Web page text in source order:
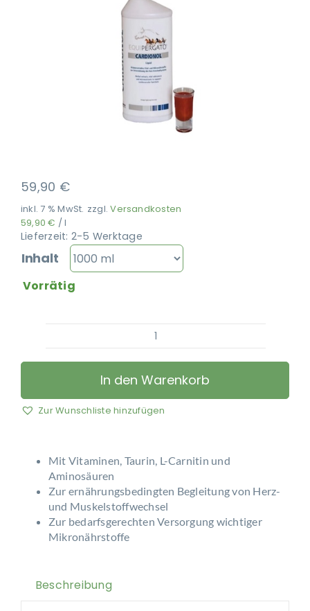
59,90 €
inkl. 7 % MwSt. zzgl.Versandkosten
59,90€ /l
Lieferzeit: 2-5 Werktage
Inhalt
Vorrätig
EQUIPERGATO
-
CARDIONOL
In den Warenkorb
Zur Wunschliste hinzufügen
Mit Vitaminen, Taurin, L-Carnitin und
Aminosäuren
Zur ernährungsbedingten Begleitung von Herz-
und Muskelstoffwechsel
Zur bedarfsgerechten Versorgung wichtiger
Mikronährstoffe
Beschreibung